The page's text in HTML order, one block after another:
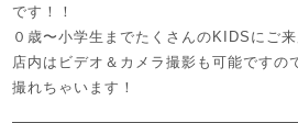
です！！
０歳〜小学生までたくさんのKIDSにご
店内はビデオ＆カメラ撮影も可能ですの
撮れちゃいます！